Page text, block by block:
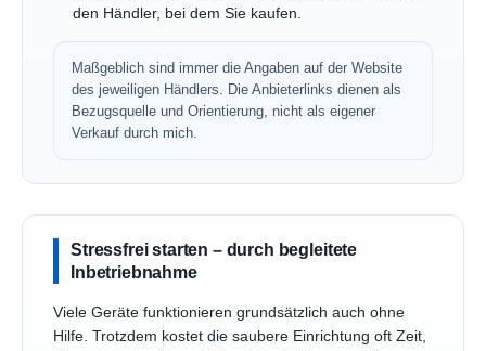
den Händler, bei dem Sie kaufen.
Maßgeblich sind immer die Angaben auf der Website
des jeweiligen Händlers. Die Anbieterlinks dienen als
Bezugsquelle und Orientierung, nicht als eigener
Verkauf durch mich.
Stressfrei starten – durch begleitete
Inbetriebnahme
Viele Geräte funktionieren grundsätzlich auch ohne
Hilfe. Trotzdem kostet die saubere Einrichtung oft Zeit,